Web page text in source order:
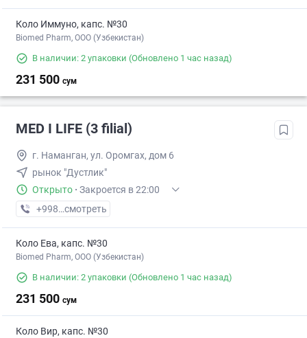
Коло Иммуно, капс. №30
Biomed Pharm, OOO (Узбекистан)
В наличии: 2 упаковки (Обновлено 1 час назад)
231 500 сум
MED I LIFE (3 filial)
г. Наманган, ул. Оромгах, дом 6
рынок "Дустлик"
Открыто · Закроется в 22:00
+998 (95) XXX-XX-XX
смотреть
Коло Ева, капс. №30
Biomed Pharm, OOO (Узбекистан)
В наличии: 2 упаковки (Обновлено 1 час назад)
231 500 сум
Коло Вир, капс. №30